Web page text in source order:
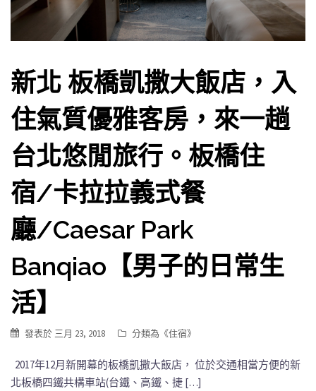
新北 板橋凱撒大飯店，入
住氣質優雅客房，來一趟
台北悠閒旅行。板橋住
宿/卡拉拉義式餐
廳/Caesar Park
Banqiao【男子的日常生
活】
發表於 三月 23, 2018 分類為《住宿》
2017年12月新開幕的板橋凱撒大飯店， 位於交通相當方便的新
北板橋四鐵共構車站(台鐵、高鐵、捷 […]